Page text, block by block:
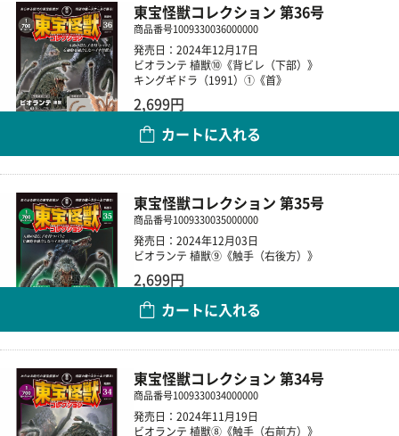
東宝怪獣コレクション 第36号
商品番号1009330036000000
発売日：2024年12月17日
ビオランテ 植獣⑩《背ビレ（下部）》
キングギドラ（1991）①《首》
2,699円
カートに入れる
東宝怪獣コレクション 第35号
商品番号1009330035000000
発売日：2024年12月03日
ビオランテ 植獣⑨《触手（右後方）》
2,699円
カートに入れる
東宝怪獣コレクション 第34号
商品番号1009330034000000
発売日：2024年11月19日
ビオランテ 植獣⑧《触手（右前方）》